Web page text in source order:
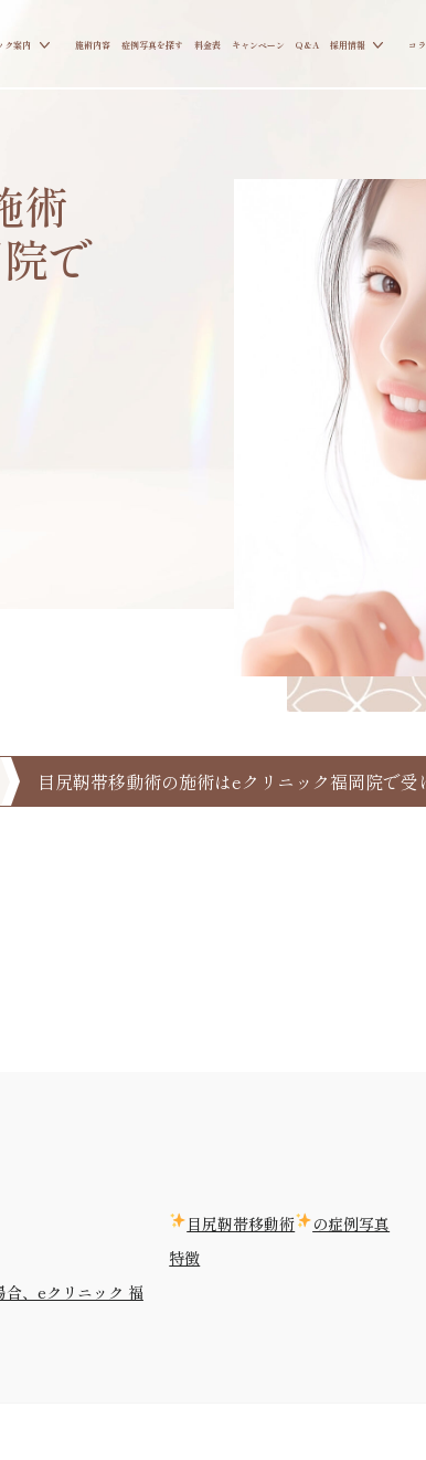
ク案内 施術内容 症例写真を探す 料金表 キャンペーン Q&A 採用情報 コ
術
で
目尻靭帯移動術の施術はeクリニック福岡院で受
目尻靭帯移動術
の症例写真
特徴
、eクリニック 福